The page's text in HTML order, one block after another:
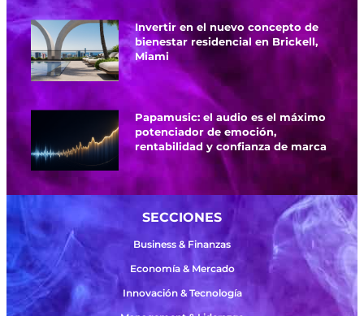
Invertir en el nuevo concepto de
bienestar residencial en Brickell,
Miami
Papamusic: el audio es el máximo
potenciador de emoción,
rentabilidad y confianza de marca
SECCIONES
Business & Finanzas
Economía & Mercado
Innovación & Tecnología